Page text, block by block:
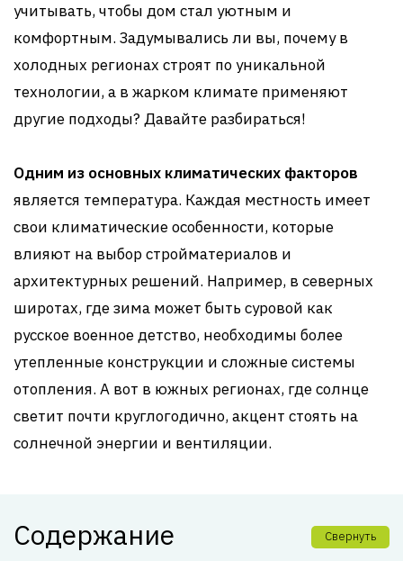
учитывать, чтобы дом стал уютным и
комфортным. Задумывались ли вы, почему в
холодных регионах строят по уникальной
технологии, а в жарком климате применяют
другие подходы? Давайте разбираться!
Одним из основных климатических факторов
является температура. Каждая местность имеет
свои климатические особенности, которые
влияют на выбор стройматериалов и
архитектурных решений. Например, в северных
широтах, где зима может быть суровой как
русское военное детство, необходимы более
утепленные конструкции и сложные системы
отопления. А вот в южных регионах, где солнце
светит почти круглогодично, акцент стоять на
солнечной энергии и вентиляции.
Содержание Свернуть